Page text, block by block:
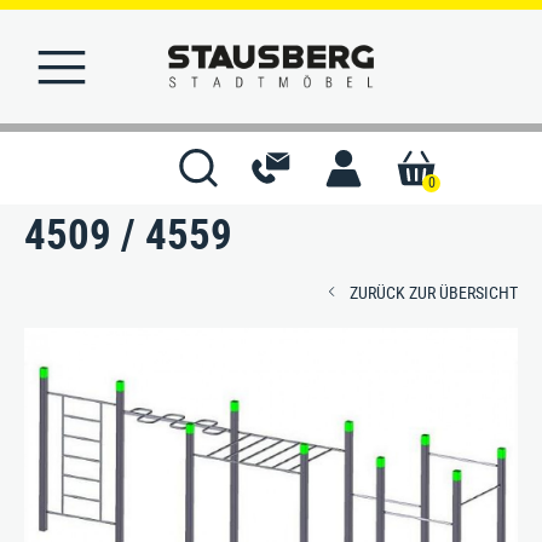
0
STARTSEITE
KONTAKT
Denfit Streetworkout DSW
4509 / 4559
ZURÜCK ZUR ÜBERSICHT